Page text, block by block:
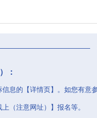
：
息的【详情页】。如您有意
（注意网址）】报名等。